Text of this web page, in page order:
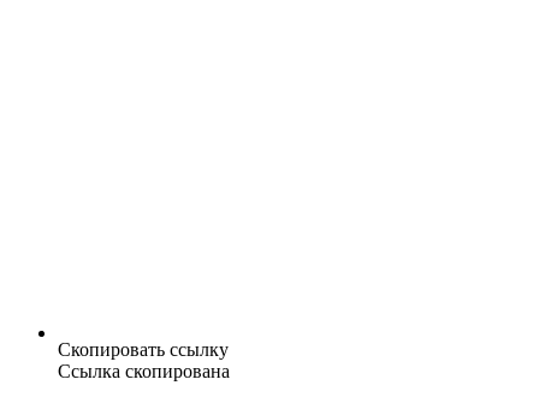
Скопировать ссылку
Ссылка скопирована